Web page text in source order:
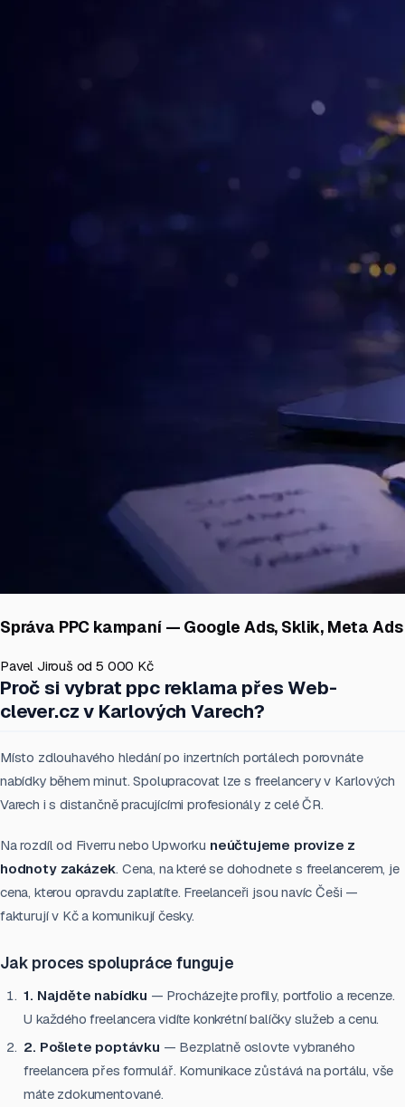
Správa PPC kampaní — Google Ads, Sklik, Meta Ads
Pavel Jirouš od 5 000 Kč
Proč si vybrat ppc reklama přes Web-
clever.cz v Karlových Varech?
Místo zdlouhavého hledání po inzertních portálech porovnáte
nabídky během minut. Spolupracovat lze s freelancery v Karlových
Varech i s distančně pracujícími profesionály z celé ČR.
Na rozdíl od Fiverru nebo Upworku neúčtujeme provize z
hodnoty zakázek. Cena, na které se dohodnete s freelancerem, je
cena, kterou opravdu zaplatíte. Freelanceři jsou navíc Češi —
fakturují v Kč a komunikují česky.
Jak proces spolupráce funguje
1. Najděte nabídku — Procházejte profily, portfolio a recenze.
U každého freelancera vidíte konkrétní balíčky služeb a cenu.
2. Pošlete poptávku — Bezplatně oslovte vybraného
freelancera přes formulář. Komunikace zůstává na portálu, vše
máte zdokumentované.